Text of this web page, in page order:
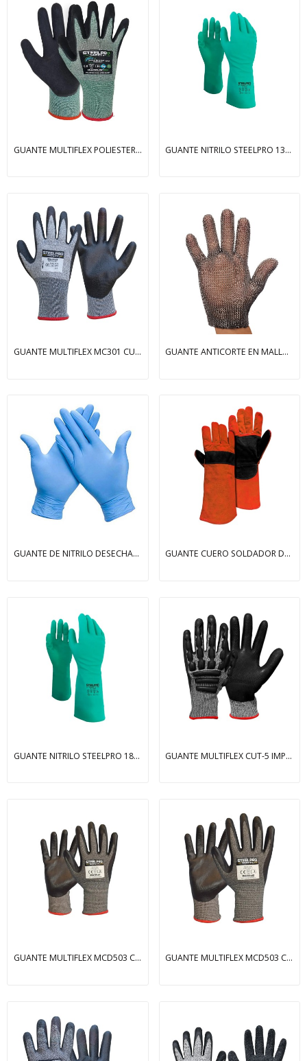
GUANTE MULTIFLEX POLIESTER ECO LATEX SANDY GUANTE NITRILO STEELPRO 13”-15MIL C/FLOCK PLUS
GUANTE MULTIFLEX MC301 CUT-3 PU GRIS/ NEGRO GUANTE ANTICORTE EN MALLA METALICA
GUANTE DE NITRILO DESECHABLE SIN POLVO (100... GUANTE CUERO SOLDADOR DESCARNE NAR/NEGR C/REFUERZO
GUANTE NITRILO STEELPRO 18”-22MIL S/FLOCK PLUS GUANTE MULTIFLEX CUT-5 IMPACT PALMA LATEX
GUANTE MULTIFLEX MCD503 CUT-5 NIVEL D NITRILO... GUANTE MULTIFLEX MCD503 CUT-5 NIVEL D NITRILO...